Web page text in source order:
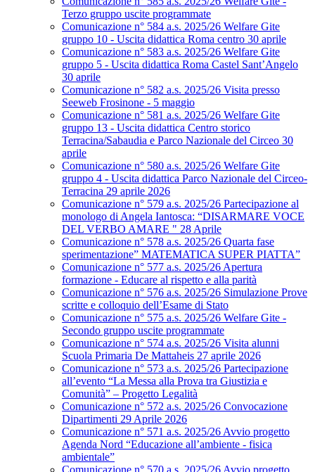
Terzo gruppo uscite programmate
Comunicazione n° 584 a.s. 2025/26 Welfare Gite
gruppo 10 - Uscita didattica Roma centro 30 aprile
Comunicazione n° 583 a.s. 2025/26 Welfare Gite
gruppo 5 - Uscita didattica Roma Castel Sant’Angelo
30 aprile
Comunicazione n° 582 a.s. 2025/26 Visita presso
Seeweb Frosinone - 5 maggio
Comunicazione n° 581 a.s. 2025/26 Welfare Gite
gruppo 13 - Uscita didattica Centro storico
Terracina/Sabaudia e Parco Nazionale del Circeo 30
aprile
Comunicazione n° 580 a.s. 2025/26 Welfare Gite
gruppo 4 - Uscita didattica Parco Nazionale del Circeo-
Terracina 29 aprile 2026
Comunicazione n° 579 a.s. 2025/26 Partecipazione al
monologo di Angela Iantosca: “DISARMARE VOCE
DEL VERBO AMARE " 28 Aprile
Comunicazione n° 578 a.s. 2025/26 Quarta fase
sperimentazione” MATEMATICA SUPER PIATTA”
Comunicazione n° 577 a.s. 2025/26 Apertura
formazione - Educare al rispetto e alla parità
Comunicazione n° 576 a.s. 2025/26 Simulazione Prove
scritte e colloquio dell’Esame di Stato
Comunicazione n° 575 a.s. 2025/26 Welfare Gite -
Secondo gruppo uscite programmate
Comunicazione n° 574 a.s. 2025/26 Visita alunni
Scuola Primaria De Mattaheis 27 aprile 2026
Comunicazione n° 573 a.s. 2025/26 Partecipazione
all’evento “La Messa alla Prova tra Giustizia e
Comunità” – Progetto Legalità
Comunicazione n° 572 a.s. 2025/26 Convocazione
Dipartimenti 29 Aprile 2026
Comunicazione n° 571 a.s. 2025/26 Avvio progetto
Agenda Nord “Educazione all’ambiente - fisica
ambientale”